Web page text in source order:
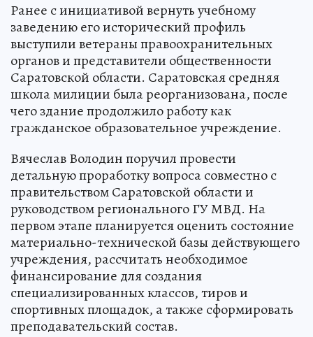
Ранее с инициативой вернуть учебному
заведению его исторический профиль
выступили ветераны правоохранительных
органов и представители общественности
Саратовской области. Саратовская средняя
школа милиции была реорганизована, после
чего здание продолжило работу как
гражданское образовательное учреждение.
Вячеслав Володин поручил провести
детальную проработку вопроса совместно с
правительством Саратовской области и
руководством регионального ГУ МВД. На
первом этапе планируется оценить состояние
материально-технической базы действующего
учреждения, рассчитать необходимое
финансирование для создания
специализированных классов, тиров и
спортивных площадок, а также сформировать
преподавательский состав.